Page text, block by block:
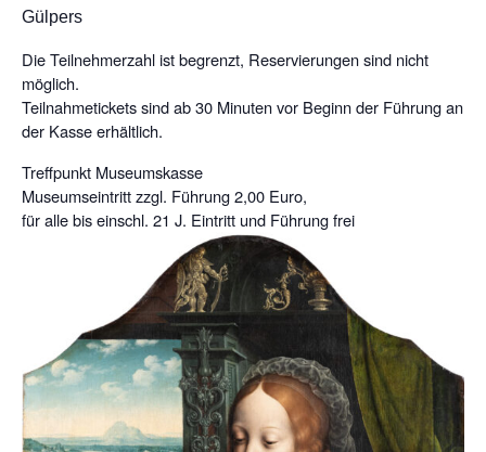
Gülpers
Die Teilnehmerzahl ist begrenzt, Reservierungen sind nicht
möglich.
Teilnahmetickets sind ab 30 Minuten vor Beginn der Führung an
der Kasse erhältlich.
Treffpunkt Museumskasse
Museumseintritt zzgl. Führung 2,00 Euro,
für alle bis einschl. 21 J. Eintritt und Führung frei